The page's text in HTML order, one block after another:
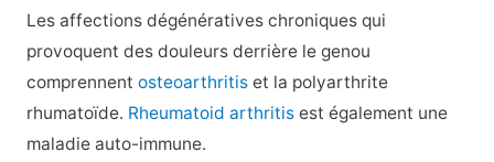
Les affections dégénératives chroniques qui
provoquent des douleurs derrière le genou
comprennent osteoarthritiset la polyarthrite
rhumatoïde. Rheumatoid arthritisest également une
maladie auto-immune.